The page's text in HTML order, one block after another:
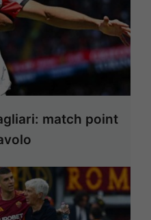
match point